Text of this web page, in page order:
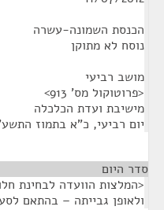
הכנסת השמונה-עשרה
נוסח לא מתוקן
מושב רביעי
<פרוטוקול מס' 913>
מישיבת ועדת הכלכלה
יום רביעי, כ"א בתמוז התשע"ב (11 ביולי 2012),
סדר היום
<המלצות הוועדה לבחינת
ולאופן גבייתה – בהתאם לסעיף 28א לחוק רשות